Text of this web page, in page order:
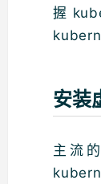
握
安装
主流